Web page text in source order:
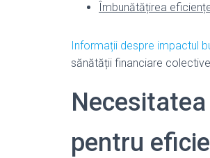
Îmbunătățirea
Informații despre impactul
sănătății financiare
pentru